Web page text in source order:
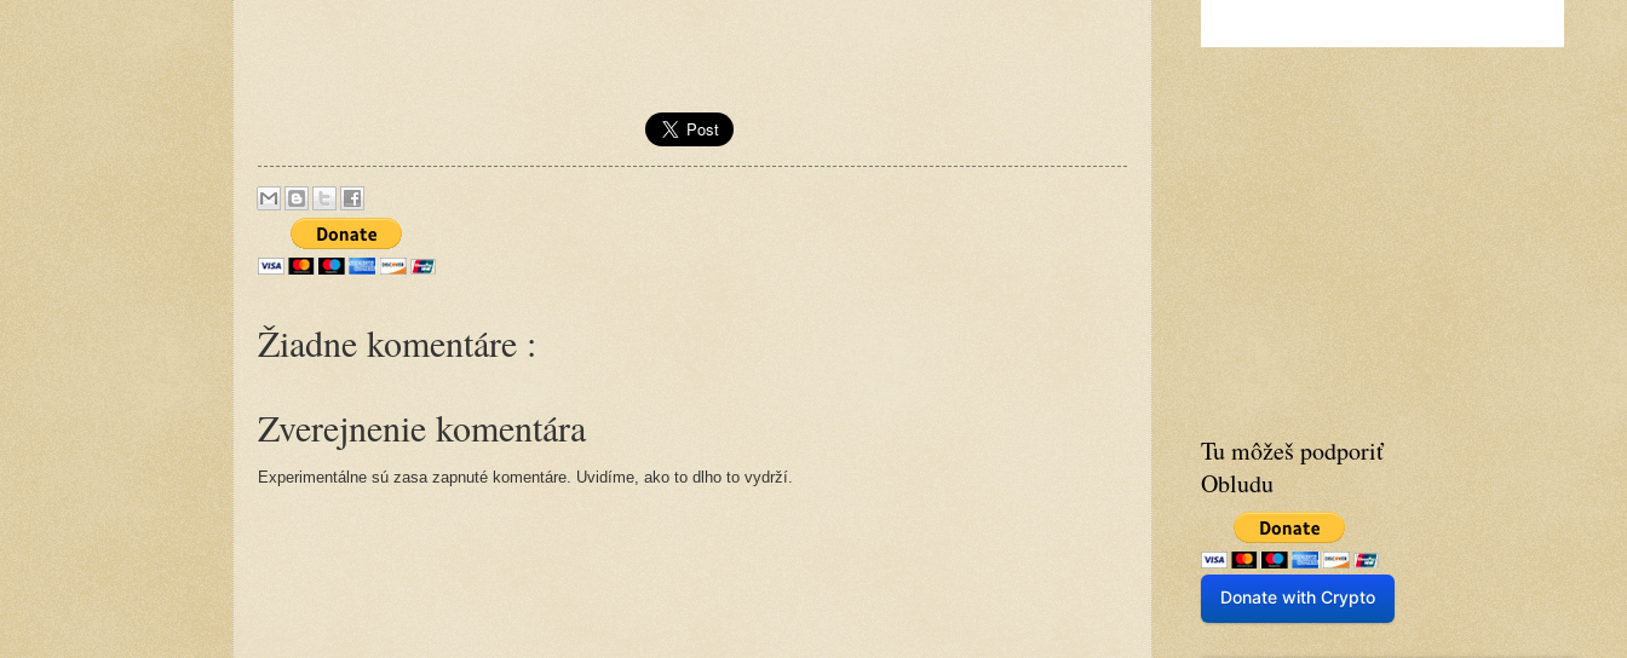
Žiadne komentáre :
Zverejnenie komentára
Experimentálne sú zasa zapnuté komentáre. Uvidíme, ako to dlho to vydrží.
Tu môžeš podporiť
Obludu
Donate with Crypto